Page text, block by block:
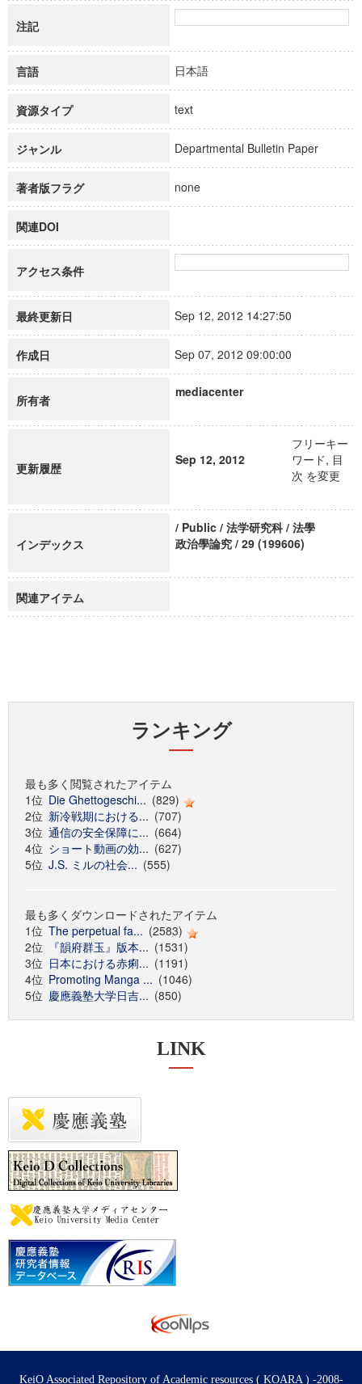
注記
言語 日本語
資源タイプ text
ジャンル Departmental Bulletin Paper
著者版フラグ none
関連DOI
アクセス条件
最終更新日 Sep 12, 2012 14:27:50
作成日 Sep 07, 2012 09:00:00
所有者
mediacenter
更新履歴
Sep 12, 2012
フリーキー
ワード, 目
次 を変更
インデックス
/ Public / 法学研究科 / 法學
政治學論究 / 29 (199606)
関連アイテム
ランキング
最も多く閲覧されたアイテム
1位 Die Ghettogeschi... (829)
2位 新冷戦期における... (707)
3位 通信の安全保障に... (664)
4位 ショート動画の効... (627)
5位 J.S. ミルの社会... (555)
最も多くダウンロードされたアイテム
1位 The perpetual fa... (2583)
2位
『韻府群玉』版本... (1531)
3位 日本における赤痢... (1191)
4位 Promoting Manga ... (1046)
5位 慶應義塾大学日吉... (850)
LINK
KeiO Associated Repository of Academic resources ( KOARA ) -2008-